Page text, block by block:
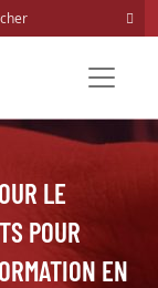
LE
POUR
EN